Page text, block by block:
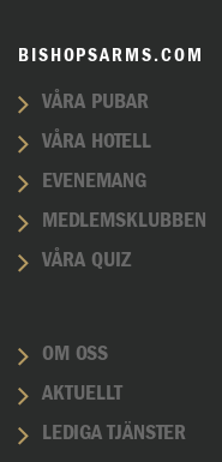
BISHOPSARMS.COM
VÅRA PUBAR
VÅRA HOTELL
EVENEMANG
MEDLEMSKLUBBEN
VÅRA QUIZ
OM OSS
AKTUELLT
LEDIGA TJÄNSTER